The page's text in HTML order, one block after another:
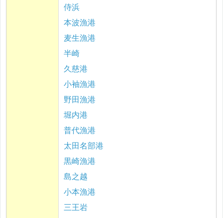
侍浜
本波漁港
麦生漁港
半崎
久慈港
小袖漁港
野田漁港
堀内港
普代漁港
太田名部港
黒崎漁港
島之越
小本漁港
三王岩